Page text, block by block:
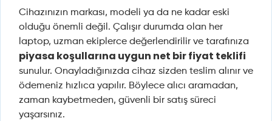
Cihazınızın markası, modeli ya da ne kadar eski
olduğu önemli değil. Çalışır durumda olan her
laptop, uzman ekiplerce değerlendirilir ve tarafınıza
piyasa koşullarına uygun net bir fiyat teklifi
sunulur. Onayladığınızda cihaz sizden teslim alınır ve
ödemeniz hızlıca yapılır. Böylece alıcı aramadan,
zaman kaybetmeden, güvenli bir satış süreci
yaşarsınız.